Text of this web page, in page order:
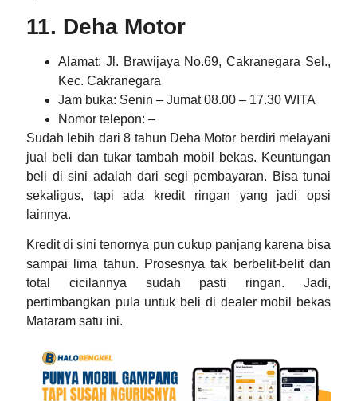
11. Deha Motor
Alamat: Jl. Brawijaya No.69, Cakranegara Sel.,
Kec. Cakranegara
Jam buka: Senin – Jumat 08.00 – 17.30 WITA
Nomor telepon: –
Sudah lebih dari 8 tahun Deha Motor berdiri melayani
jual beli dan tukar tambah mobil bekas. Keuntungan
beli di sini adalah dari segi pembayaran. Bisa tunai
sekaligus, tapi ada kredit ringan yang jadi opsi
lainnya.
Kredit di sini tenornya pun cukup panjang karena bisa
sampai lima tahun. Prosesnya tak berbelit-belit dan
total cicilannya sudah pasti ringan. Jadi,
pertimbangkan pula untuk beli di dealer mobil bekas
Mataram satu ini.